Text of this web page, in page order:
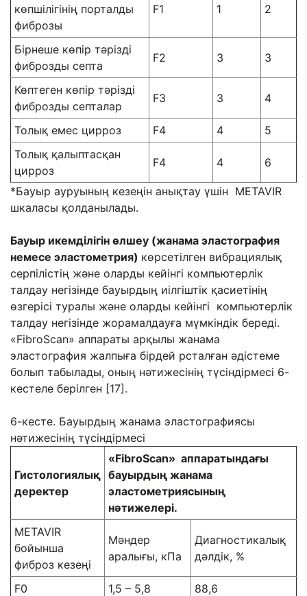
көпшілігінің порталды
фиброзы
F1 1 2
Бірнеше көпір тәрізді
фиброзды септа
F2 3 3
Көптеген көпір тәрізді
фиброзды септалар
F3 3 4
Толық емес цирроз F4 4
5
Толық қалыптасқан
цирроз
F4 4 6
*Бауыр ауруының кезеңін анықтау үшін METAVIR
шкаласы қолданылады.
Бауыр икемділігін өлшеу (жанама эластография
немесе эластометрия) көрсетілген вибрациялық
серпілістің және оларды кейінгі компьютерлік
талдау негізінде бауырдың иілгіштік қасиетінің
өзгерісі туралы және оларды кейінгі компьютерлік
талдау негізінде жорамалдауға мүмкіндік береді.
«FibroScan» аппараты арқылы жанама
эластография жалпыға бірдей рсталған әдістеме
болып табылады, оның нәтижесінің түсіндірмесі 6-
кестеле берілген [17].
6-кесте. Бауырдың жанама эластографиясы
нәтижесінің түсіндірмесі
Гистологиялық
деректер
«FibroScan» аппаратындағы
бауырдың жанама
эластометриясының
нәтижелері.
METAVIR
бойынша
фиброз кезеңі
Мәндер
аралығы, кПа
Диагностикалық
дәлдік, %
F0 1,5 – 5,8
88,6